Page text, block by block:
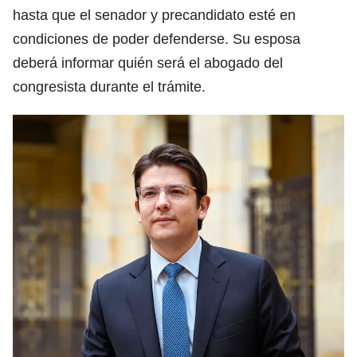
hasta que el senador y precandidato esté en
condiciones de poder defenderse. Su esposa
deberá informar quién será el abogado del
congresista durante el trámite.